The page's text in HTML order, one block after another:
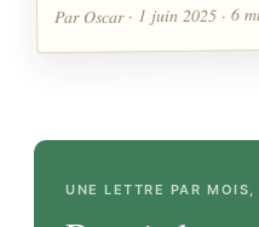
Par Oscar · 1 juin 2025 · 6
UNE LETTRE PAR